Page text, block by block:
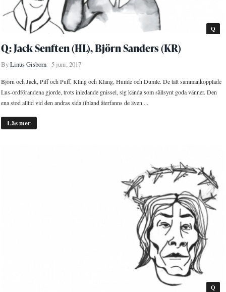
Q
Q: Jack Senften (HL), Björn Sanders (KR)
ByLinus Gisborn 5 juni, 2017
Björn och Jack, Piff och Puff, Kling och Klang, Humle och Dumle. De tätt sammankopplade
Lus-ordförandena gjorde, trots inledande gnissel, sig kända som sällsynt goda vänner. Den
ena stod alltid vid den andras sida (ibland återfanns de även ...
Läs mer
Q